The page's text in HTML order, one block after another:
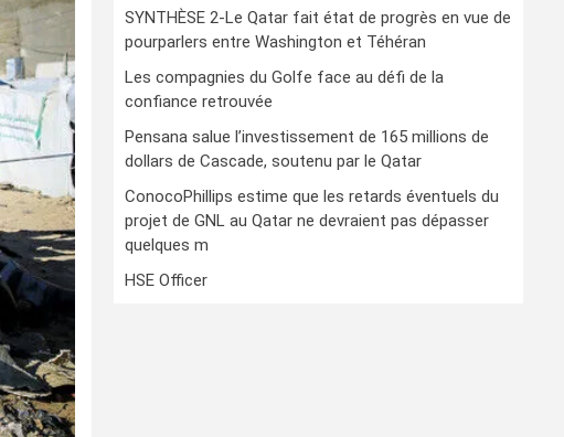
SYNTHÈSE 2-Le Qatar fait état de progrès en vue de
pourparlers entre Washington et Téhéran
Les compagnies du Golfe face au défi de la
confiance retrouvée
Pensana salue l’investissement de 165 millions de
dollars de Cascade, soutenu par le Qatar
ConocoPhillips estime que les retards éventuels du
projet de GNL au Qatar ne devraient pas dépasser
quelques m
HSE Officer